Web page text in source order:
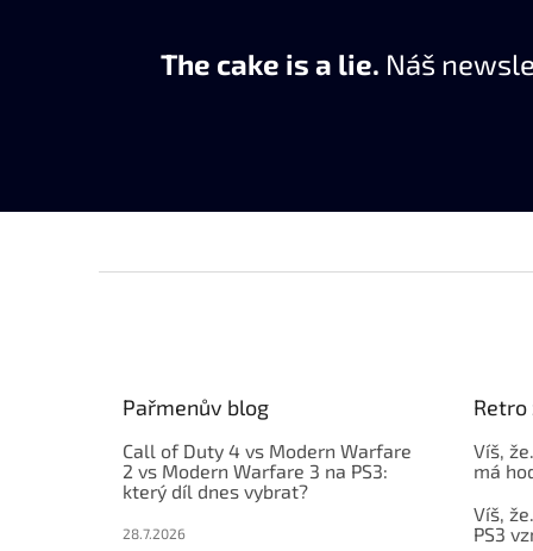
The cake is a lie. Náš
Pařmenův blog
Call of Duty 4 vs Modern Warfare
2 vs Modern Warfare 3 na PS3:
který díl dnes vybrat?
28.7.2026
Víš,
má
Víš,
PS3